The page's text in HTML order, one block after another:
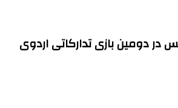
در دومین بازی تدارکاتی اردوی